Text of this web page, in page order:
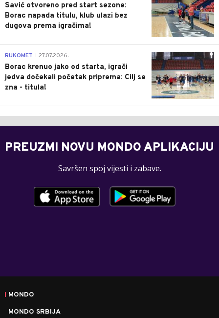
Savić otvoreno pred start sezone:
Borac napada titulu, klub ulazi bez
dugova prema igračima!
0
RUKOMET 27.07.2026.
Borac krenuo jako od starta, igrači
jedva dočekali početak priprema: Cilj se
zna - titula!
PREUZMI NOVU MONDO APLIKACIJU
Savršen spoj vijesti i zabave.
MONDO
MONDO SRBIJA